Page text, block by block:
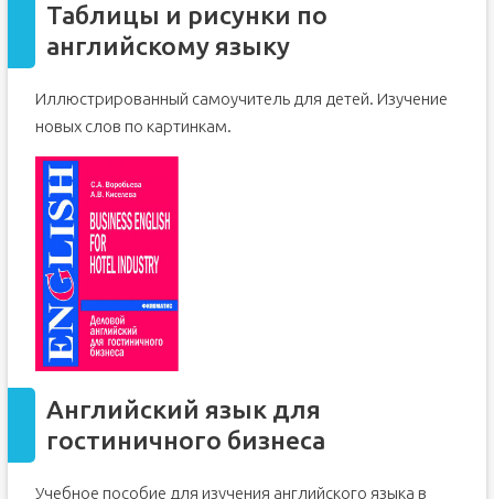
Таблицы и рисунки по
английскому языку
Иллюстрированный самоучитель для детей. Изучение
новых слов по картинкам.
Английский язык для
гостиничного бизнеса
Учебное пособие для изучения английского языка в